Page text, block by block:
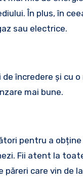
În plus, în
sau electrice.
încredere și cu
mai bune.
pentru a
Fii atent la
care vin de